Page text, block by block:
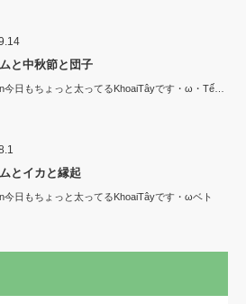
と中秋節と団子
今日もちょっと太ってるKhoaiTâyです・ω・Tế…
とイカと縁起
今日もちょっと太ってるKhoaiTâyです・ωベト